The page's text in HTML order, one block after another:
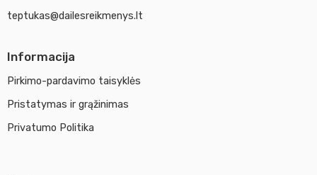
teptukas@dailesreikmenys.lt
Informacija
Pirkimo-pardavimo taisyklės
Pristatymas ir grąžinimas
Privatumo Politika